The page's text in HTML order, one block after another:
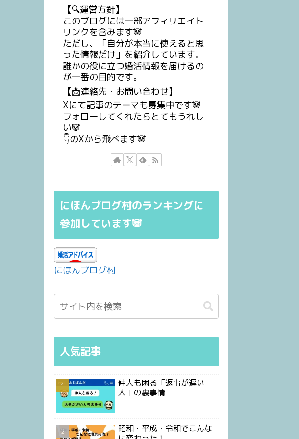
【🔍運営方針】
このブログには一部アフィリエイト
リンクを含みます🐼
ただし、「自分が本当に使えると思
った情報だけ」を紹介しています。
誰かの役に立つ婚活情報を届けるの
が一番の目的です。
【📩連絡先・お問い合わせ】
Xにて記事のテーマも募集中です🐼
フォローしてくれたらとてもうれし
い🐼
👇のXから飛べます🐼
にほんブログ村のランキングに
参加しています🐼
にほんブログ村
人気記事
仲人も困る「返事が遅い
人」の裏事情
昭和・平成・令和でこんな